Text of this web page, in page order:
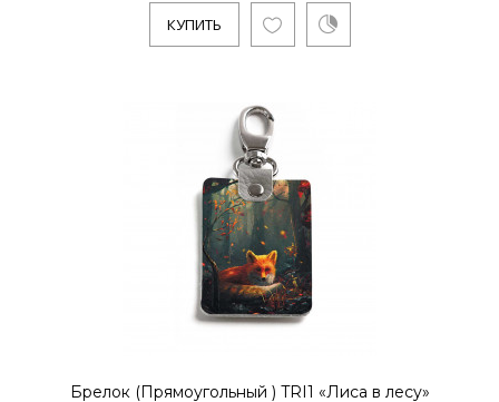
1095р.
КУПИТЬ
1095р.
КУПИТЬ
Брелок (Прямоугольный ) TRI1 «Лиса в лесу»